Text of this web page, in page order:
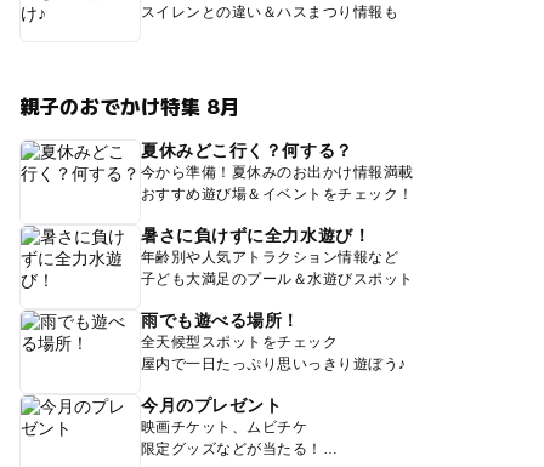
スイレンとの違い＆ハスまつり情報も
親子のおでかけ特集 8月
夏休みどこ行く？何する？
今から準備！夏休みのお出かけ情報満載
おすすめ遊び場＆イベントをチェック！
暑さに負けずに全力水遊び！
年齢別や人気アトラクション情報など
子ども大満足のプール＆水遊びスポット
雨でも遊べる場所！
全天候型スポットをチェック
屋内で一日たっぷり思いっきり遊ぼう♪
今月のプレゼント
映画チケット、ムビチケ
限定グッズなどが当たる！